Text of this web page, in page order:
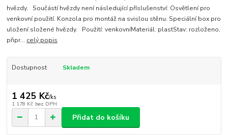
hvězdy. Součástí hvězdy není následující příslušenství: Osvětlení pro
venkovní použití. Konzola pro montáž na svislou stěnu. Speciální box pro
uložení složené hvězdy. Použití: venkovníMateriál: plastStav: rozloženo,
připr... celý popis
Dostupnost Skladem
1 425 Kč/ks
1 178 Kč bez DPH
Přidat do košíku